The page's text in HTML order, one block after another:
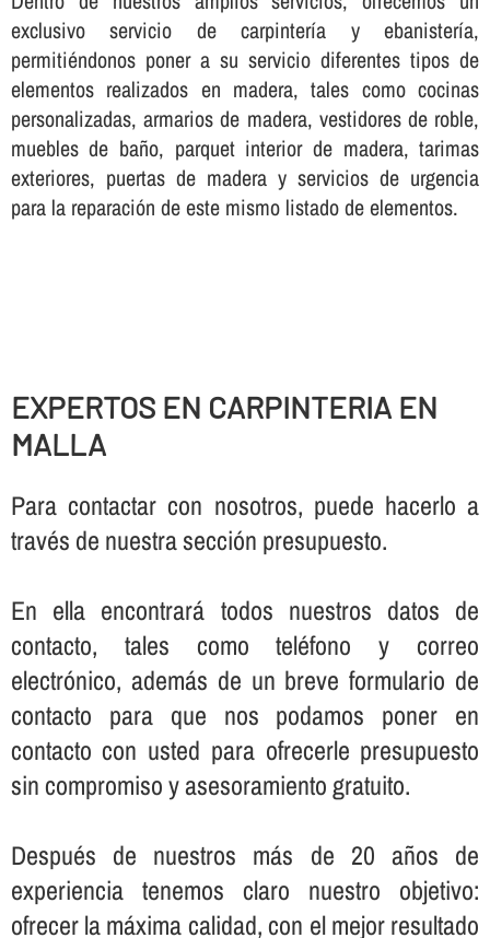
exclusivo servicio de carpinterí­a y ebanisterí­a,
permitiéndonos poner a su servicio diferentes tipos de
elementos realizados en madera, tales como cocinas
personalizadas, armarios de madera, vestidores de roble,
muebles de baño, parquet interior de madera, tarimas
exteriores, puertas de madera y servicios de urgencia
para la reparación de este mismo listado de elementos.
EXPERTOS EN CARPINTERIA EN
MALLA
Para contactar con nosotros, puede hacerlo a
través de nuestra sección presupuesto.
En ella encontrará todos nuestros datos de
contacto, tales como teléfono y correo
electrónico, además de un breve formulario de
contacto para que nos podamos poner en
contacto con usted para ofrecerle presupuesto
sin compromiso y asesoramiento gratuito.
Después de nuestros más de 20 años de
experiencia tenemos claro nuestro objetivo:
ofrecer la máxima calidad, con el mejor resultado